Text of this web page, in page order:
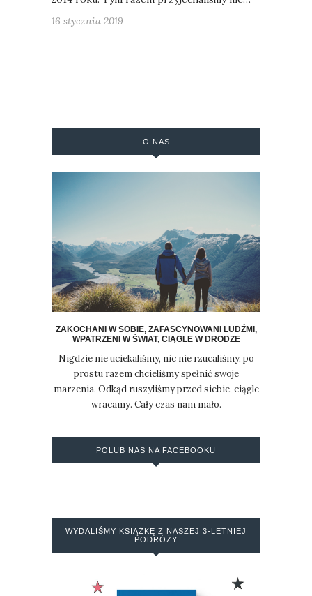
16 stycznia 2019
O NAS
ZAKOCHANI W SOBIE, ZAFASCYNOWANI LUDŹMI,
WPATRZENI W ŚWIAT, CIĄGLE W DRODZE
Nigdzie nie uciekaliśmy, nic nie rzucaliśmy, po
prostu razem chcieliśmy spełnić swoje
marzenia. Odkąd ruszyliśmy przed siebie, ciągle
wracamy. Cały czas nam mało.
POLUB NAS NA FACEBOOKU
WYDALIŚMY KSIĄŻKĘ Z NASZEJ 3-LETNIEJ
PODRÓŻY